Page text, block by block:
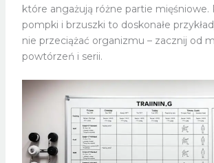
które angażują różne partie mięśniowe.
pompki i brzuszki to doskonałe
nie przeciążać organizmu – zacznij od
powtórzeń i serii.